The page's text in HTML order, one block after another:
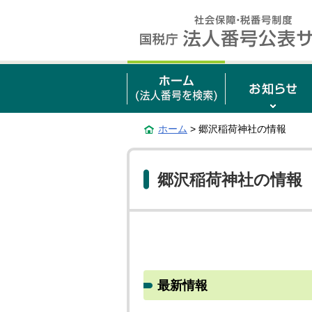
ホーム > 郷沢稲荷神社の情報
郷沢稲荷神社の情報
最新情報